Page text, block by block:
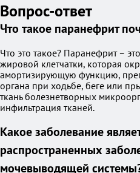
Вопрос-ответ
Что такое паранефрит
Что это такое? Паранефрит –
жировой клетчатки, которая
амортизирующую функцию,
органа при ходьбе, беге или
ткань болезнетворных
инфильтрация тканей.
Какое заболевание
распространенных
мочевыводящей